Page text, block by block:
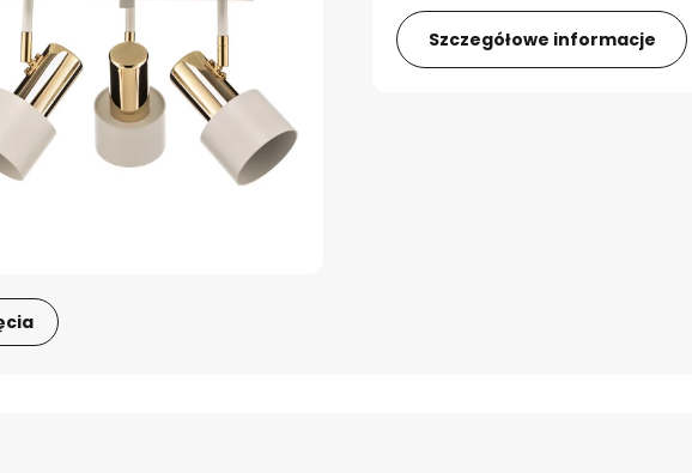
Szczegółowe informacje